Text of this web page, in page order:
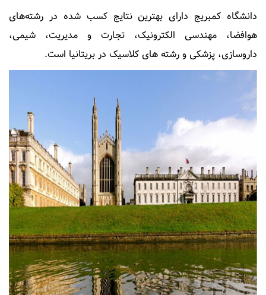
دانشگاه کمبریج دارای بهترین نتایج کسب شده در رشته‌های
هوافضا، مهندسی الکترونیک، تجارت و مدیریت، شیمی،
داروسازی، پزشکی و رشته های کلاسیک در بریتانیا است.